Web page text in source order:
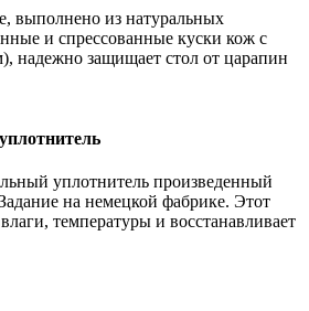
выполнено из натуральных
и спрессованные куски кож с
надежно защищает стол от царапин
уплотнитель произведенный
на немецкой фабрике. Этот
температуры и восстанавливает